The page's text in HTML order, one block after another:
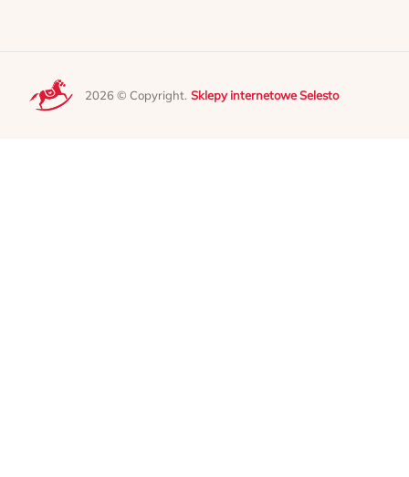
2026 © Copyright. Sklepy internetowe Selesto